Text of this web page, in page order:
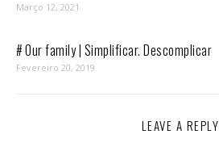
Março 12, 2021
# Our family | Simplificar. Descomplicar
Fevereiro 20, 2019
LEAVE A REPLY